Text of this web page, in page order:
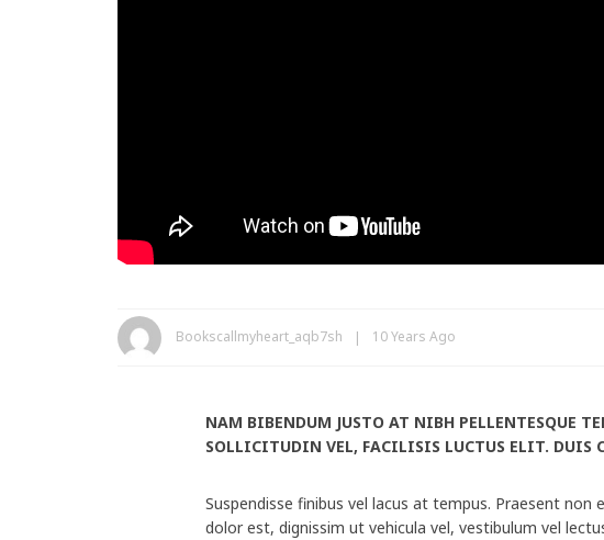
Bookscallmyheart_aqb7sh 10 Years Ago
NAM BIBENDUM JUSTO AT NIBH PELLENTESQUE
SOLLICITUDIN VEL, FACILISIS LUCTUS ELIT. DUIS
Suspendisse finibus vel lacus at tempus. Praesent non
dolor est, dignissim ut vehicula vel, vestibulum vel